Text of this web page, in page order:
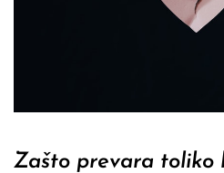
Zašto prevara toliko